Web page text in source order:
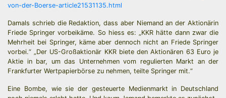
von-der-Boerse-article21531135.html
Damals schrieb die Redaktion, dass aber Niemand an der Aktionärin
Friede Springer vorbeikäme. So hiess es: „KKR hätte dann zwar die
Mehrheit bei Springer, käme aber dennoch nicht an Friede Springer
vorbei.“ „Der US-Großaktionär KKR biete den Aktionären 63 Euro je
Aktie in bar, um das Unternehmen vom regulierten Markt an der
Frankfurter Wertpapierbörse zu nehmen, teilte Springer mit.“
Eine Bombe, wie sie der gesteuerte Medienmarkt in Deutschland